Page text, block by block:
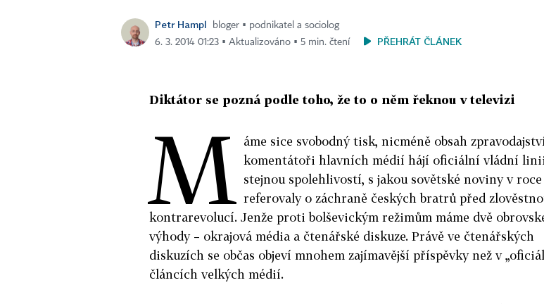
Petr Hampl
bloger ▪ podnikatel a sociolog
6. 3. 2014 01:23 ▪ Aktualizováno ▪ 5 min. čtení
PŘEHRÁT ČLÁNEK
Diktátor se pozná podle toho, že to o něm řeknou v televizi
M áme sice svobodný tisk, nicméně obsah
komentátoři hlavních médií hájí oficiální vládní
stejnou spolehlivostí, s jakou sovětské noviny v roce
referovaly o záchraně českých bratrů před
kontrarevolucí. Jenže proti bolševickým režimům máme dvě
výhody – okrajová média a čtenářské diskuze. Právě ve čtenářských
diskuzích se občas objeví mnohem zajímavější příspěvky než v
článcích velkých médií.